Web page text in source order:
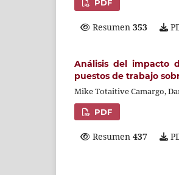
PDF
Resumen 353
Análisis del impacto
puestos de trabajo
Mike Totaitive Camargo,
PDF
Resumen 437